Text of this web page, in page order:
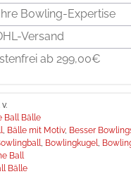
Bowling-Expertise
Versand
ab 299,00€
v.
Ball Bälle
Bälle mit Motiv, Besser
Bowlingkugel
Ball
Bälle